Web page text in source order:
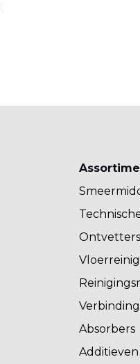
Ontvetters
Absorbers
Additieven